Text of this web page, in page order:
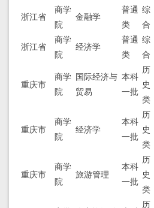
浙江省
商学
院
金融学
普通
类
综
合
浙江省
商学
院
经济学
普通
类
综
合
重庆市
商学
院
国际经济与
贸易
本科
一批
历
史
类
重庆市
商学
院
经济学
本科
一批
历
史
类
重庆市
商学
院
旅游管理
本科
一批
历
史
类
历